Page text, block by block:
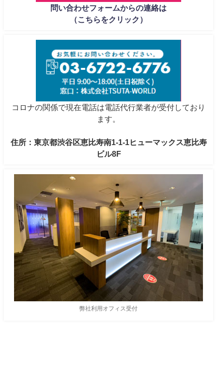
問い合わせフォームからの連絡は
（こちらをクリック）
コロナの関係で現在電話は電話代行業者が受付しており
ます。
住所：東京都渋谷区恵比寿南1-1-1ヒューマックス恵比寿
ビル8F
弊社利用オフィス受付